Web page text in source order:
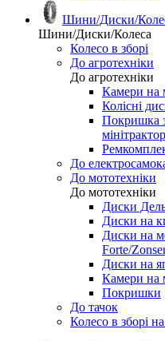
Шини/Диски/
Шини/Диски/Колеса
Колесо в зборі
До агротехніки
До агротехніки
Камери на
Колісні
Покришка
До
До мототехніки
До мототехніки
Диски
Диски на
Диски на
Forte/
Диски на
Камери на
Покришки
До тачок
Колесо в зборі